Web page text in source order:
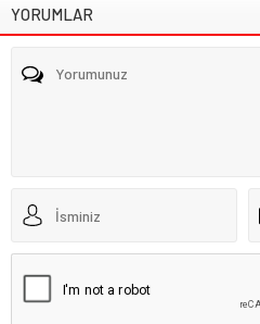
YORUMLAR